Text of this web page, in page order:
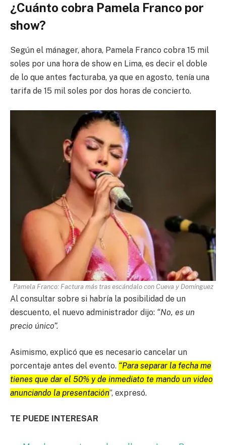
¿Cuánto cobra Pamela Franco por
show?
Según el mánager, ahora, Pamela Franco cobra 15 mil
soles por una hora de show en Lima, es decir el doble
de lo que antes facturaba, ya que en agosto, tenía una
tarifa de 15 mil soles por dos horas de concierto.
Pamela Franco: Factura más tras escándalo con Cueva y Domínguez
Al consultar sobre si habría la posibilidad de un
descuento, el nuevo administrador dijo: “No, es un
precio único”.
Asimismo, explicó que es necesario cancelar un
porcentaje antes del evento. “Para separar la fecha me
tienes que dar el 50% y de inmediato te mando un video
anunciando la presentación”, expresó.
TE PUEDE INTERESAR